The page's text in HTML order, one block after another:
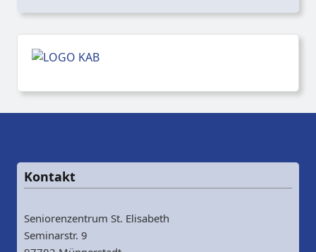
Kontakt
Seniorenzentrum St. Elisabeth
Seminarstr. 9